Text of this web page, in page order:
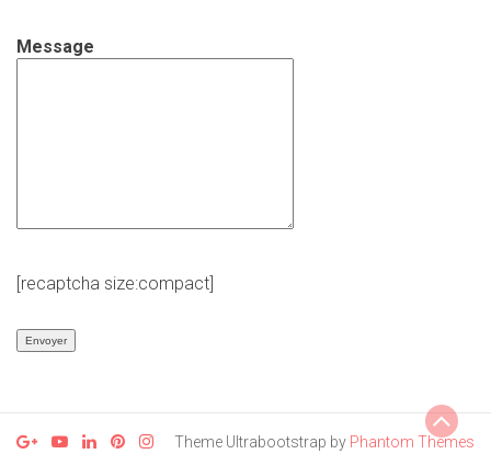
Message
[recaptcha size:compact]
Theme Ultrabootstrap by Phantom Themes